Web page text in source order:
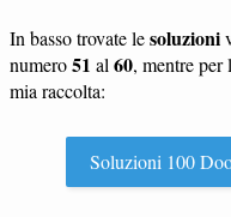
In basso trovate lesoluzioni
numero51 al 60, mentre per
mia raccolta:
Soluzioni 100